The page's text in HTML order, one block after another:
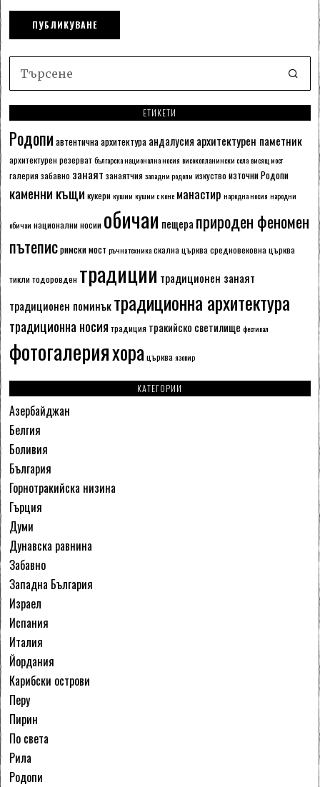
ЕТИКЕТИ
Родопи автентична архитектура андалусия архитектурен паметник
архитектурен резерват българска национална носия високопланински села висящ мост
галерия забавно занаят занаятчия западни родопи изкуство източни Родопи
каменни къщи кукери кушии кушии с коне манастир народна носия народни
обичаи национални носии обичаи пещера природен феномен
пътеписримски мост ръчна техника скална църквасредновековна църква
тикли тодоровден традиции традиционен занаят
традиционен поминъктрадиционна архитектура
традиционна носия традиция тракийско светилище фестивал
фотогалерияхорацърква язовир
КАТЕГОРИИ
Азербайджан
Белгия
Боливия
България
Горнотракийска низина
Гърция
Думи
Дунавска равнина
Забавно
Западна България
Израел
Испания
Италия
Йордания
Карибски острови
Перу
Пирин
По света
Рила
Родопи